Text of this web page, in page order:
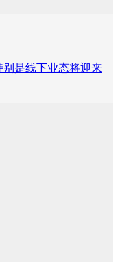
是线下业态将迎来